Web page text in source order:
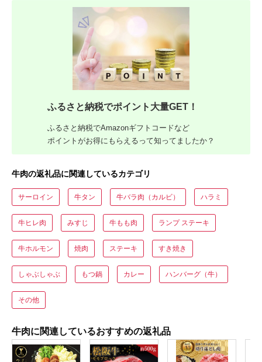
ふるさと納税でポイント大量GET！
ふるさと納税でAmazonギフトコードなど
ポイントがお得にもらえるって知ってましたか？
牛肉の返礼品に関連しているカテゴリ
サーロイン 牛タン 牛バラ肉（カルビ） ハラミ
牛ヒレ肉 みすじ 牛もも肉 ランプ ステーキ
牛ホルモン 焼肉 ステーキ すき焼き
しゃぶしゃぶ もつ鍋 カレー ハンバーグ（牛）
その他
牛肉に関連しているおすすめの返礼品